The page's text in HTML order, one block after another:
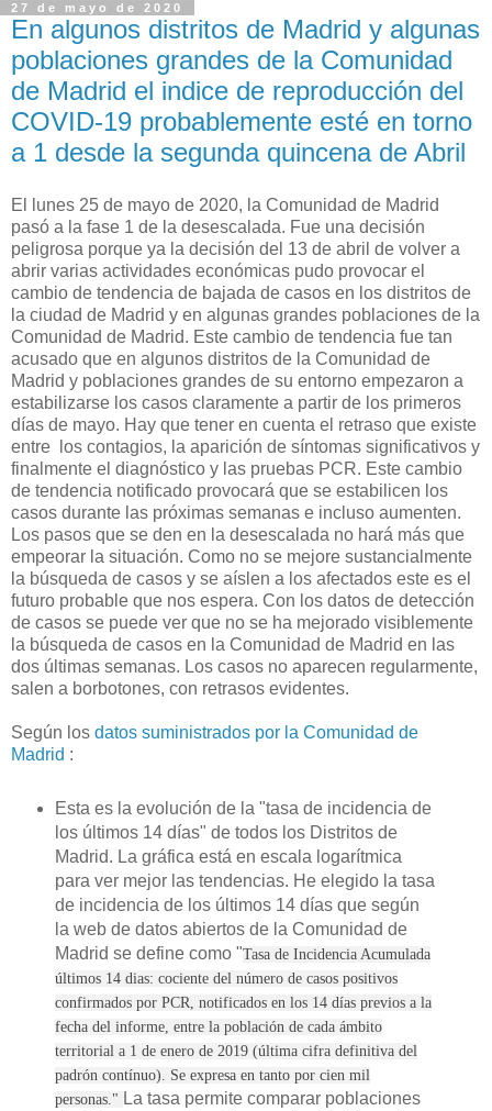
27 de mayo de 2020
En algunos distritos de Madrid y algunas
poblaciones grandes de la Comunidad
de Madrid el indice de reproducción del
COVID-19 probablemente esté en torno
a 1 desde la segunda quincena de Abril
El lunes 25 de mayo de 2020, la Comunidad de Madrid
pasó a la fase 1 de la desescalada. Fue una decisión
peligrosa porque ya la decisión del 13 de abril de volver a
abrir varias actividades económicas pudo provocar el
cambio de tendencia de bajada de casos en los distritos de
la ciudad de Madrid y en algunas grandes poblaciones de la
Comunidad de Madrid. Este cambio de tendencia fue tan
acusado que en algunos distritos de la Comunidad de
Madrid y poblaciones grandes de su entorno empezaron a
estabilizarse los casos claramente a partir de los primeros
días de mayo. Hay que tener en cuenta el retraso que existe
entre los contagios, la aparición de síntomas significativos y
finalmente el diagnóstico y las pruebas PCR. Este cambio
de tendencia notificado provocará que se estabilicen los
casos durante las próximas semanas e incluso aumenten.
Los pasos que se den en la desescalada no hará más que
empeorar la situación. Como no se mejore sustancialmente
la búsqueda de casos y se aíslen a los afectados este es el
futuro probable que nos espera. Con los datos de detección
de casos se puede ver que no se ha mejorado visiblemente
la búsqueda de casos en la Comunidad de Madrid en las
dos últimas semanas. Los casos no aparecen regularmente,
salen a borbotones, con retrasos evidentes.
Según los datos suministrados por la Comunidad de
Madrid :
Esta es la evolución de la "tasa de incidencia de
los últimos 14 días" de todos los Distritos de
Madrid. La gráfica está en escala logarítmica
para ver mejor las tendencias. He elegido la tasa
de incidencia de los últimos 14 días que según
la web de datos abiertos de la Comunidad de
Madrid se define como "Tasa de Incidencia Acumulada
últimos 14 dias: cociente del número de casos positivos
confirmados por PCR, notificados en los 14 días previos a la
fecha del informe, entre la población de cada ámbito
territorial a 1 de enero de 2019 (última cifra definitiva del
padrón contínuo). Se expresa en tanto por cien mil
personas." La tasa permite comparar poblaciones